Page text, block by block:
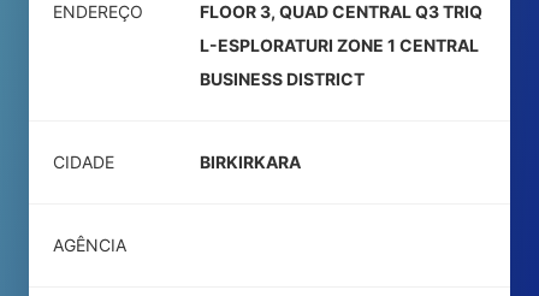
ENDEREÇO
FLOOR 3, QUAD CENTRAL Q3 TRIQ
L-ESPLORATURI ZONE 1 CENTRAL
BUSINESS DISTRICT
CIDADE BIRKIRKARA
AGÊNCIA